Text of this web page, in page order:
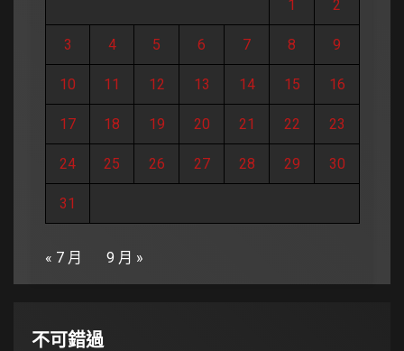
1 2
3 4 5 6 7 8 9
10 11 12 13 14 15 16
17 18 19 20 21 22 23
24 25 26 27 28 29 30
31
« 7 月 9 月 »
不可錯過